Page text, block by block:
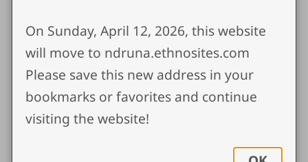
L'Evêque Anglican prie après la présentation
On Sunday, April 12, 2026, this website
will move to ndruna.ethnosites.com
Please save this new address in your
bookmarks or favorites and continue
visiting the website!